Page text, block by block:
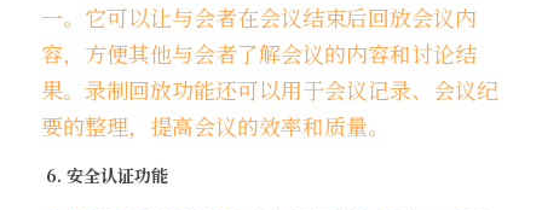
一。它可以让与会者在会议结束后回放会议内
容，方便其他与会者了解会议的内容和讨论结
果。录制回放功能还可以用于会议记录、会议纪
要的整理，提高会议的效率和质量。
6. 安全认证功能